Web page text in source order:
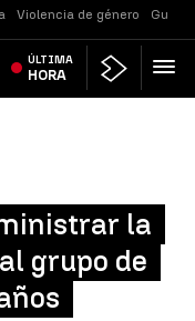
Violencia de género
ÚLTIMA
HORA
la
grupo de